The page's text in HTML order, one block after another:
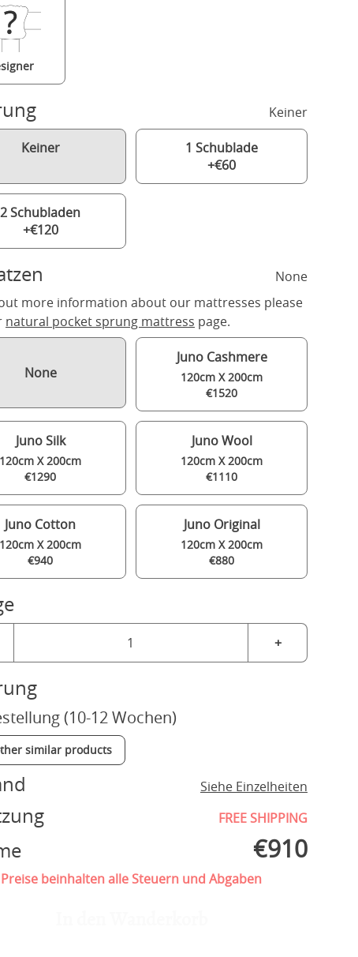
Keiner
Keiner
1 Schublade
+€60
2 Schubladen
+€120
None
more information about our mattresses please
natural pocket sprung mattress page.
None
Juno Cashmere
120cm X 200cm
€1520
Juno Silk
120cm X 200cm
€1290
Juno Wool
120cm X 200cm
€1110
Juno Cotton
120cm X 200cm
€940
Juno Original
120cm X 200cm
€880
+
(10-12 Wochen)
similar products
Siehe Einzelheiten
FREE SHIPPING
€910
beinhalten alle Steuern und Abgaben